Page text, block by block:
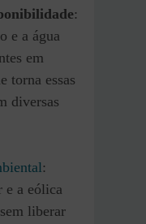
:
e a água
em
torna essas
diversas
:
e a eólica
liberar